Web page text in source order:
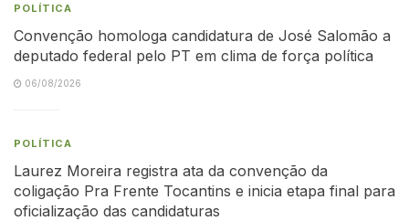
POLÍTICA
Convenção homologa candidatura de José Salomão a
deputado federal pelo PT em clima de força política
06/08/2026
POLÍTICA
Laurez Moreira registra ata da convenção da
coligação Pra Frente Tocantins e inicia etapa final para
oficialização das candidaturas